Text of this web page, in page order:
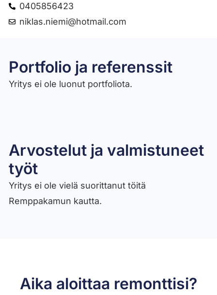
0405856423
niklas.niemi@hotmail.com
Portfolio ja referenssit
Yritys ei ole luonut portfoliota.
Arvostelut ja valmistuneet
työt​
Yritys ei ole vielä suorittanut töitä
Remppakamun kautta.
Aika aloittaa remonttisi?